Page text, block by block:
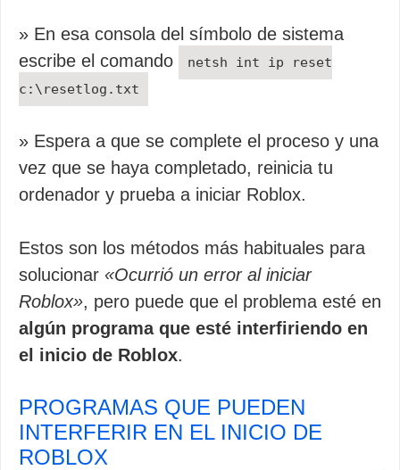
» En esa consola del símbolo de sistema
escribe el comando
netsh int ip reset
c:\resetlog.txt
» Espera a que se complete el proceso y una
vez que se haya completado, reinicia tu
ordenador y prueba a iniciar Roblox.
Estos son los métodos más habituales para
solucionar «Ocurrió un error al iniciar
Roblox», pero puede que el problema esté en
algún programa que esté interfiriendo en
el inicio de Roblox.
PROGRAMAS QUE PUEDEN
INTERFERIR EN EL INICIO DE
ROBLOX